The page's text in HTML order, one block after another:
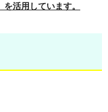
活用しています。